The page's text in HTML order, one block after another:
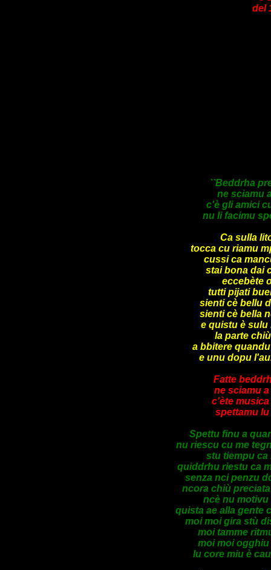
del
``Beddrha
ne sciamu
c'è gli amici
nu li facimu
Ca sulla
tocca cu riamu
cussi ca
stai bona dai
eccebète
tutti pijati
sienti cè bellu
sienti cè bella
e quistu è sulu
la parte
a bbitere
e unu dopu
Fatte
ne sciamu
c'ète
spettamu lu
Spettu finu a
nu riescu cu me
stu tiempu
quiddrhu riestu ca
senza nci penzu
ncora chiù
ncè nu motivu
quista ae alla gente
moi moi gira stù
moi tamme
moi moi
lu core miu è